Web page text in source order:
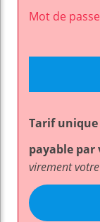
Mot de
Tarif unique
payable
virement